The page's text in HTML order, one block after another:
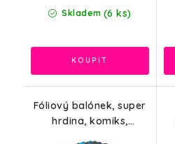
Skladem (6 ks)
Fóliový balónek, super
hrdina, komiks,